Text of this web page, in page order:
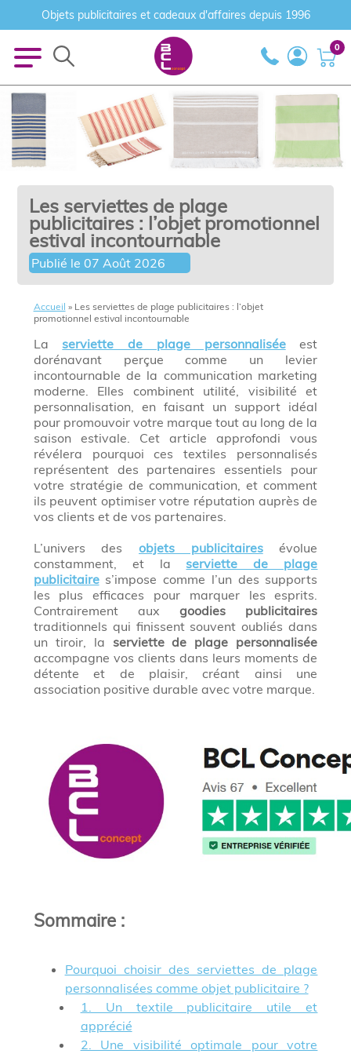
Objets publicitaires et cadeaux d'affaires depuis 1996
0
Les serviettes de plage
publicitaires : l’objet promotionnel
estival incontournable
Publié le07 Août 2026
Accueil » Les serviettes de plage publicitaires : l’objet
promotionnel estival incontournable
Laserviette de plage personnaliséeest
dorénavant perçue comme un levier
incontournable de la communication marketing
moderne. Elles combinent utilité, visibilité et
personnalisation, en faisant un support idéal
pour promouvoir votre marque tout au long de la
saison estivale. Cet article approfondi vous
révélera pourquoi ces textiles personnalisés
représentent des partenaires essentiels pour
votre stratégie de communication, et comment
ils peuvent optimiser votre réputation auprès de
vos clients et de vos partenaires.
L’univers des objets publicitairesévolue
constamment, et laserviette de plage
publicitaires’impose comme l’un des supports
les plus efficaces pour marquer les esprits.
Contrairement auxgoodies publicitaires
traditionnels qui finissent souvent oubliés dans
un tiroir, la serviette de plage personnalisée
accompagne vos clients dans leurs moments de
détente et de plaisir, créant ainsi une
association positive durable avec votre marque.
Sommaire:
Pourquoi choisir des serviettes de plage
personnalisées comme objet publicitaire ?
1. Un textile publicitaire utile et
apprécié
2. Une visibilité optimale pour votre